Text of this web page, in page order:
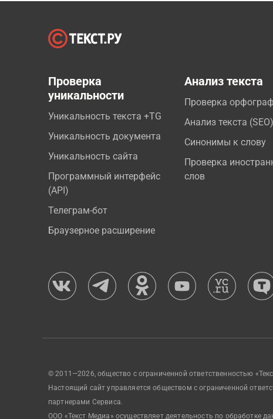
Проверка
уникальности
Уникальность текста +TG
Уникальность документа
Уникальность сайта
Программный интерфейс
(API)
Телеграм-бот
Браузерное расширение
Анализ текста
Проверка
Анализ текста (SEO)
Синонимы к слову
Проверка
слов
© 2011—2026, общество с ограниченной ответственностью
Настоящий сайт управляется обществом с ограниченной
партнерами Сервиса.
ООО «Текст Медиа» осуществляет деятельность по обработке